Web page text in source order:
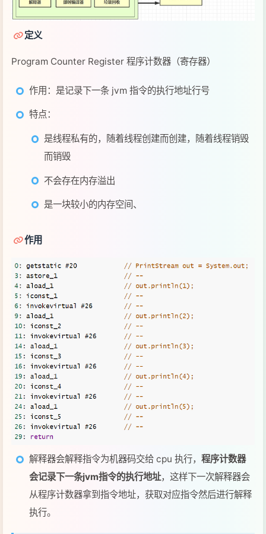
作用：是记录下一条 jvm 指令的执行地址行号
是线程私有的，随着线程创建而创建，随着线程销毁
而销毁
不会存在内存溢出
是一块较小的内存空间、
解释器会解释指令为机器码交给 cpu 执行，
会记录下一条jvm指令的执行地址，这样下一次解释器会
从程序计数器拿到指令地址，获取对应指令然后进行解释
程序计数器在物理上是通过寄存器来实现的，因为寄存
器是整个cpu中读取速度最快的一个单元，我们读取指令
地址这个动作是非常频繁的，所以java虚拟机在设计的